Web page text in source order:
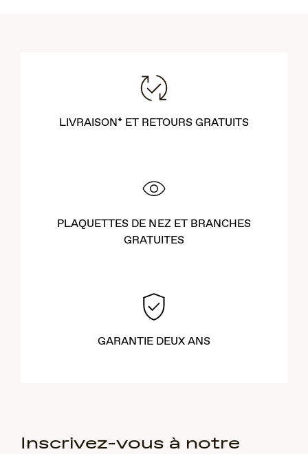
LIVRAISON* ET RETOURS GRATUITS
PLAQUETTES DE NEZ ET BRANCHES
GRATUITES
GARANTIE DEUX ANS
Inscrivez-vous à notre